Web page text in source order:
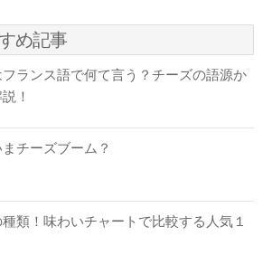
め記事
ランス語で何て言う？チーズの語源か
！
チーズブーム？
類！味わいチャートで比較する人気１